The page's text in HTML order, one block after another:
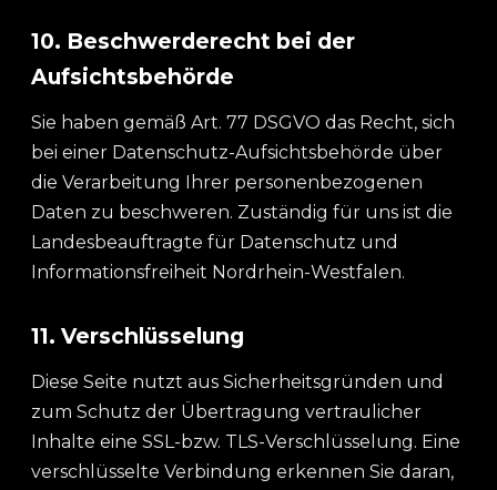
10. Beschwerderecht bei der
Aufsichtsbehörde
Sie haben gemäß Art. 77 DSGVO das Recht, sich
bei einer Datenschutz-Aufsichtsbehörde über
die Verarbeitung Ihrer personenbezogenen
Daten zu beschweren. Zuständig für uns ist die
Landesbeauftragte für Datenschutz und
Informationsfreiheit Nordrhein-Westfalen.
11. Verschlüsselung
Diese Seite nutzt aus Sicherheitsgründen und
zum Schutz der Übertragung vertraulicher
Inhalte eine SSL-bzw. TLS-Verschlüsselung. Eine
verschlüsselte Verbindung erkennen Sie daran,